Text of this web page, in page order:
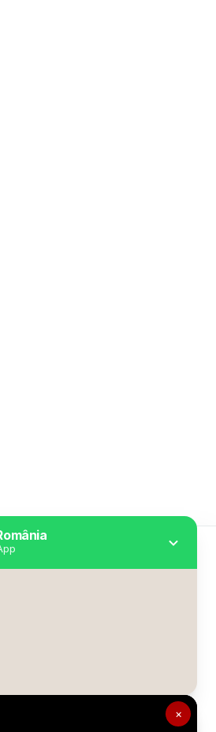
×
Euronews